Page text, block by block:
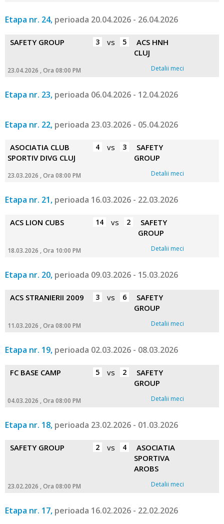
Etapa nr. 24, perioada 20.04.2026 - 26.04.2026
SAFETY GROUP 3 vs 5
ACS HNH
CLUJ
23.04.2026 , Ora 08:00 PM Detalii meci
Etapa nr. 23, perioada 06.04.2026 - 12.04.2026
Etapa nr. 22, perioada 23.03.2026 - 05.04.2026
ASOCIATIA CLUB
SPORTIV DIVG CLUJ
4 vs 3
SAFETY
GROUP
23.03.2026 , Ora 08:00 PM Detalii meci
Etapa nr. 21, perioada 16.03.2026 - 22.03.2026
ACS LION CUBS 14 vs 2
SAFETY
GROUP
18.03.2026 , Ora 10:00 PM Detalii meci
Etapa nr. 20, perioada 09.03.2026 - 15.03.2026
ACS STRANIERII 2009 3 vs 6
SAFETY
GROUP
11.03.2026 , Ora 08:00 PM Detalii meci
Etapa nr. 19, perioada 02.03.2026 - 08.03.2026
FC BASE CAMP 5 vs 2
SAFETY
GROUP
04.03.2026 , Ora 08:00 PM Detalii meci
Etapa nr. 18, perioada 23.02.2026 - 01.03.2026
SAFETY GROUP 2 vs 4
ASOCIATIA
SPORTIVA
AROBS
23.02.2026 , Ora 08:00 PM Detalii meci
Etapa nr. 17, perioada 16.02.2026 - 22.02.2026